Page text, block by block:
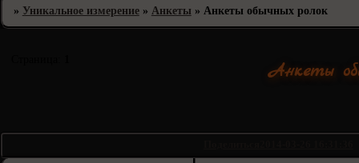
» Уникальное измерение » Анкеты » Анкеты обычных ролок
Анкеты